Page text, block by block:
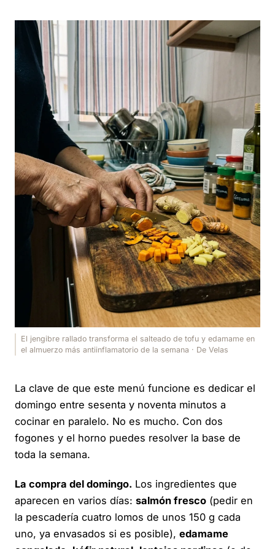
El jengibre rallado transforma el salteado de tofu y edamame en
el almuerzo más antiinflamatorio de la semana · De Velas
La clave de que este menú funcione es dedicar el
domingo entre sesenta y noventa minutos a
cocinar en paralelo. No es mucho. Con dos
fogones y el horno puedes resolver la base de
toda la semana.
La compra del domingo. Los ingredientes que
aparecen en varios días: salmón fresco (pedir en
la pescadería cuatro lomos de unos 150 g cada
uno, ya envasados si es posible), edamame